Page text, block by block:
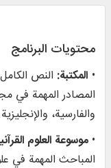
محتويات البرنامج
• المكتبة:
المصادر المهمة في
والفارسية،
•موسوعة العلوم